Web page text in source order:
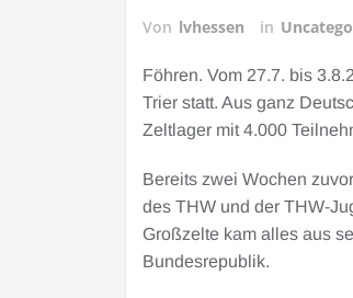
Von lvhessen in
Föhren. Vom 27.7. bis
Trier statt. Aus ganz
Zeltlager mit 4.000
Bereits zwei Wochen
des THW und der THW-
Großzelte kam alles aus
Bundesrepublik.